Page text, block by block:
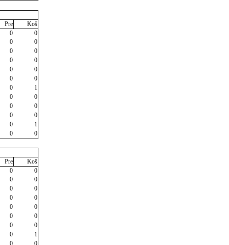
Pre
Koš
0
0
0
0
0
0
0
0
0
0
0
0
0
1
0
0
0
0
0
0
0
1
0
0
Pre Koš
0
0
0
0
0
0
0
0
0
0
0
0
0
0
0 1
0
0